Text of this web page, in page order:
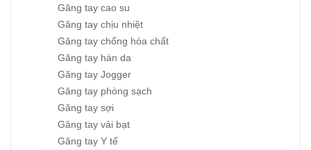
Găng tay cao su
Găng tay chịu nhiệt
Găng tay chống hóa chất
Găng tay hàn da
Găng tay Jogger
Găng tay phòng sạch
Găng tay sợi
Găng tay vải bạt
Găng tay Y tế